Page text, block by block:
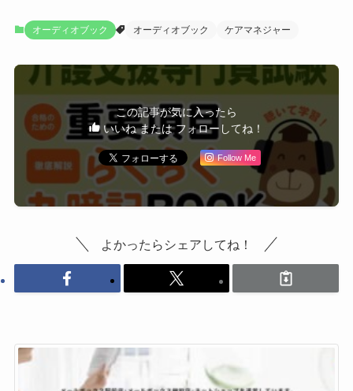
オーディオブック オーディオブック ケアマネジャー
この記事が気に入ったら
いいね または フォローしてね！
Follow Me
よかったらシェアしてね！